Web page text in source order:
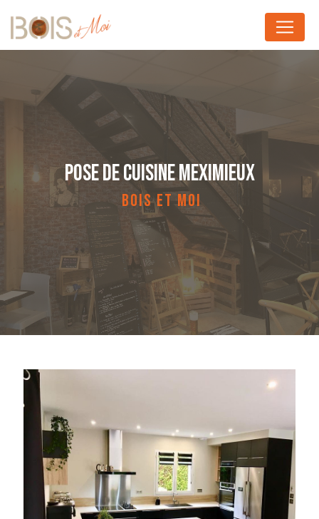
POSE DE CUISINE MEXIMIEUX
BOIS ET MOI